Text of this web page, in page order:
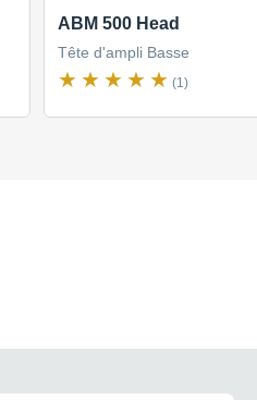
ABM 500 Head
Tête d'ampli Basse
(1)